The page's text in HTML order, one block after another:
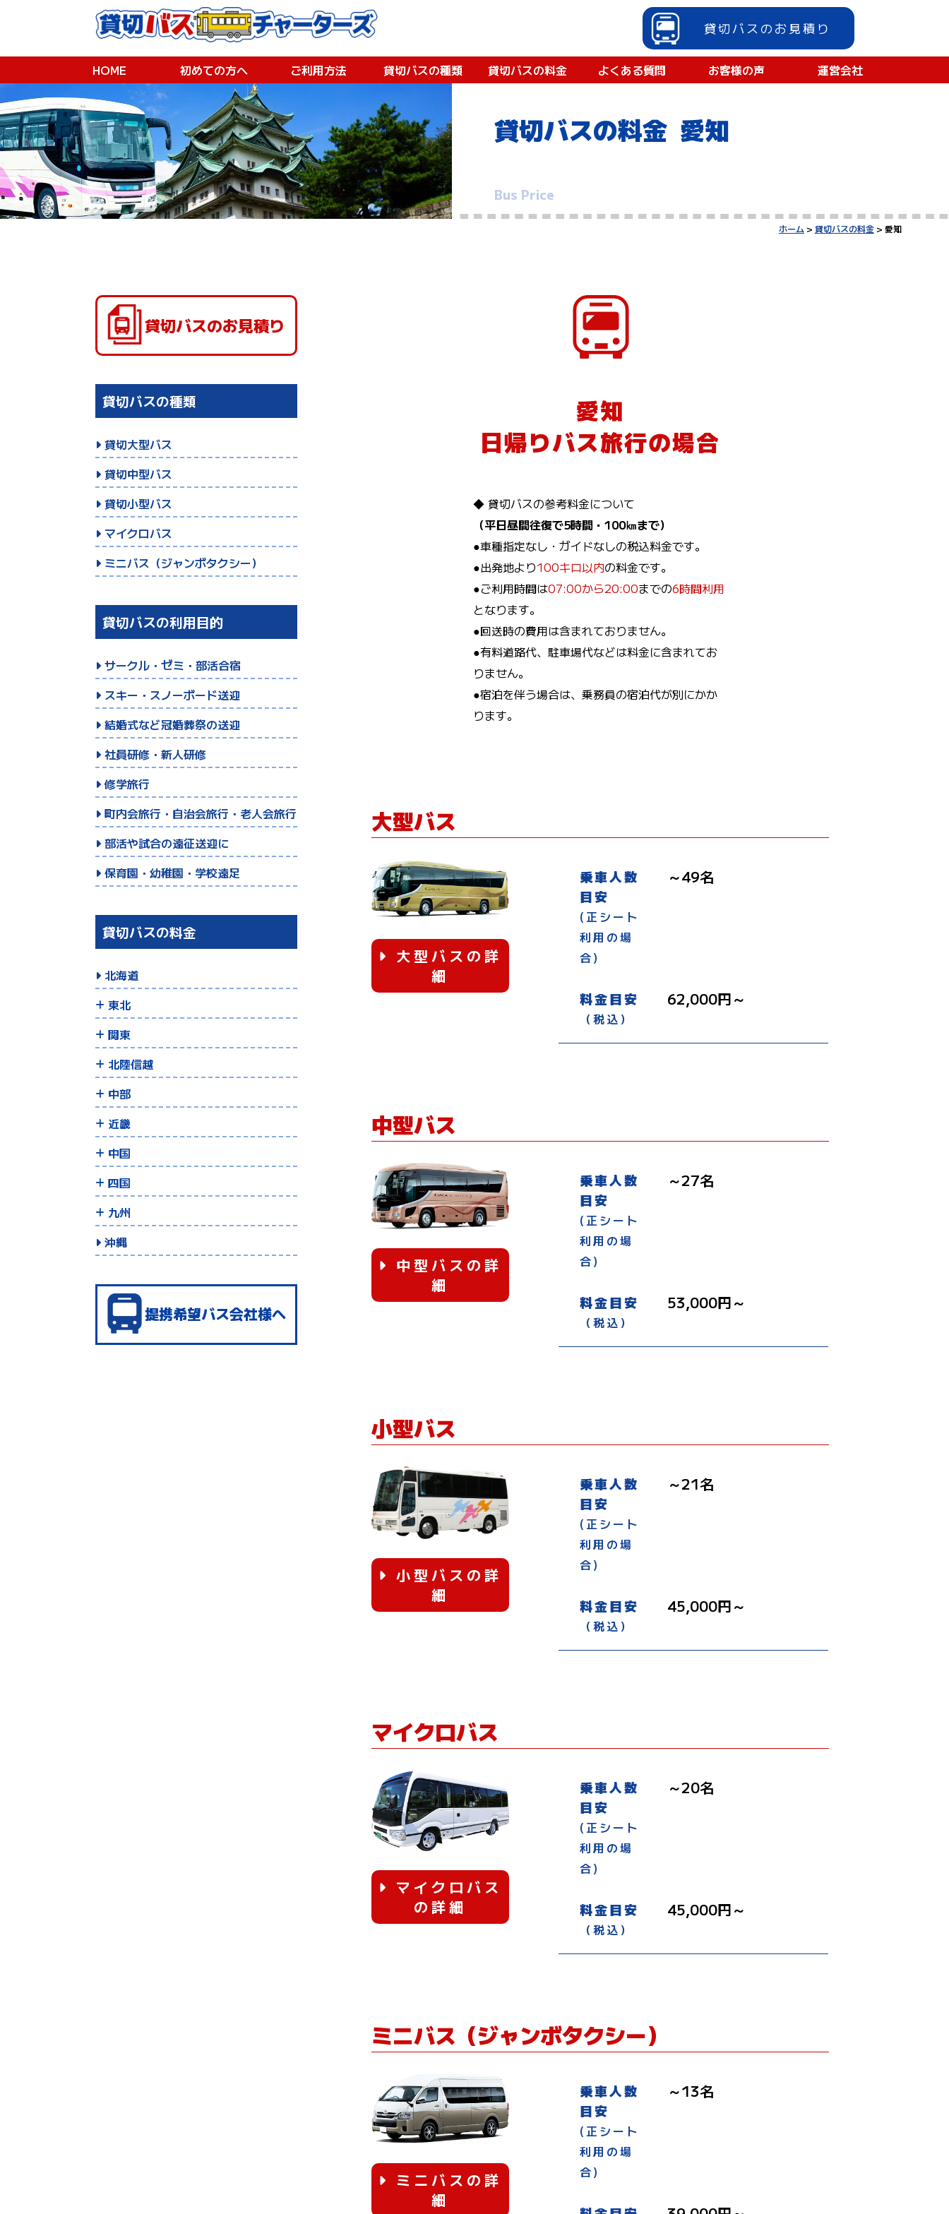
貸切バスのお見積り
HOME 初めての方へ ご利用方法 貸切バスの種類 貸切バスの料金 よくある質問 お客様の声 運営会社
貸切バスの料金 愛知
Bus Price
ホーム > 貸切バスの料金> 愛知
貸切バスのお見積り
貸切バスの種類
貸切大型バス
貸切中型バス
貸切小型バス
マイクロバス
ミニバス（ジャンボタクシー）
貸切バスの利用目的
サークル・ゼミ・部活合宿
スキー・スノーボード送迎
結婚式など冠婚葬祭の送迎
社員研修・新人研修
修学旅行
町内会旅行・自治会旅行・老人会旅行
部活や試合の遠征送迎に
保育園・幼稚園・学校遠足
貸切バスの料金
北海道
東北
関東
北陸信越
中部
近畿
中国
四国
九州
沖縄
提携希望バス会社様へ
愛知
日帰りバス旅行の場合
◆ 貸切バスの参考料金について
（平日昼間往復で5時間・100㎞まで）
●車種指定なし・ガイドなしの税込料金です。
●出発地より100キロ以内の料金です。
●ご利用時間は07:00から20:00までの6時間利用
となります。
●回送時の費用は含まれておりません。
●有料道路代、駐車場代などは料金に含まれてお
りません。
●宿泊を伴う場合は、乗務員の宿泊代が別にかか
ります。
大型バス
大型バスの詳
細
乗車人数
目安
(正シート
利用の場
合)
～49名
料金目安
（税込）
62,000円～
中型バス
中型バスの詳
細
乗車人数
目安
(正シート
利用の場
合)
～27名
料金目安
（税込）
53,000円～
小型バス
小型バスの詳
細
乗車人数
目安
(正シート
利用の場
合)
～21名
料金目安
（税込）
45,000円～
マイクロバス
マイクロバス
の詳細
乗車人数
目安
(正シート
利用の場
合)
～20名
料金目安
（税込）
45,000円～
ミニバス （ジャンボタクシー）
ミニバスの詳
細
乗車人数
目安
(正シート
利用の場
合)
～13名